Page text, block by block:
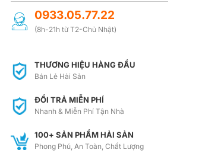
0933.05.77.22
(8h-21h từ T2-Chủ Nhật)
THƯƠNG HIỆU HÀNG ĐẦU
Bán Lẻ Hải Sản
ĐỔI TRẢ MIỄN PHÍ
Nhanh & Miễn Phí Tận Nhà
100+ SẢN PHẨM HẢI SẢN
Phong Phú, An Toàn, Chất Lượng